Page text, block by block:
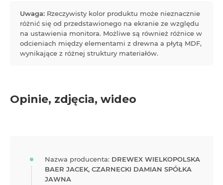
Uwaga: Rzeczywisty kolor produktu może nieznacznie
różnić się od przedstawionego na ekranie ze względu
na ustawienia monitora. Możliwe są również różnice w
odcieniach między elementami z drewna a płytą MDF,
wynikające z różnej struktury materiałów.
Opinie, zdjęcia, wideo
Nazwa producenta: DREWEX WIELKOPOLSKA
BAER JACEK, CZARNECKI DAMIAN SPÓŁKA
JAWNA